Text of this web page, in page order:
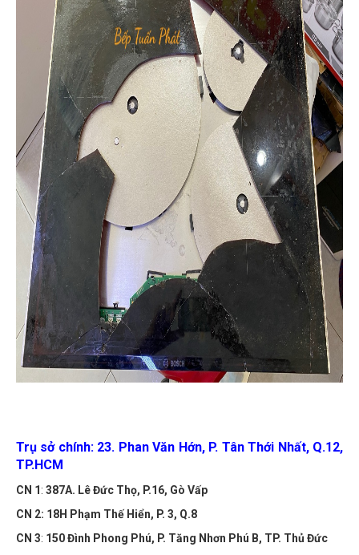
Trụ sở chính: 23. Phan Văn Hớn, P. Tân Thới Nhất, Q.12,
TP.HCM
CN 1 : 387A. Lê Đức Thọ, P.16, Gò Vấp
CN 2: 18H Phạm Thế Hiển, P. 3, Q.8
CN 3: 150 Đình Phong Phú, P. Tăng Nhơn Phú B, TP. Thủ Đức